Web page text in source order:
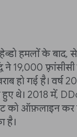
हमलों के बाद,
ने 19,000
हो गई है। वर्ष
हुए थे। 2018 में,
को ऑफ़लाइन कर
है।